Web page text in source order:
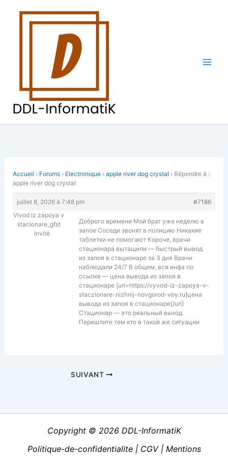
Accueil › Forums › Electronique › apple river dog crystal › Répondre à :
apple river dog crystal
juillet 8, 2026 à 7:48 pm
#7186
Vivod iz zapoya v
stacionare_gfst
Invité
Доброго времени Мой брат уже неделю в
запое Соседи звонят в полицию Никакие
таблетки не помогают Короче, врачи
стационара вытащили — быстрый вывод
из запоя в стационаре за 3 дня Врачи
наблюдали 24/7 В общем, вся инфа по
ссылке — цена вывода из запоя в
стационаре [url=https://vyvod-iz-zapoya-v-
staczionare-nizhnij-novgorod-vby.ru]цена
вывода из запоя в стационаре[/url]
Стационар — это реальный выход
Перешлите тем кто в такой же ситуации
SUIVANT
Copyright © 2026 DDL-InformatiK
Politique-de-confidentialite | CGV | Mentions